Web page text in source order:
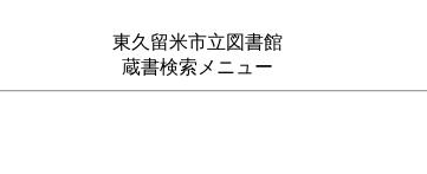
東久留米市立図書館
蔵書検索メニュー